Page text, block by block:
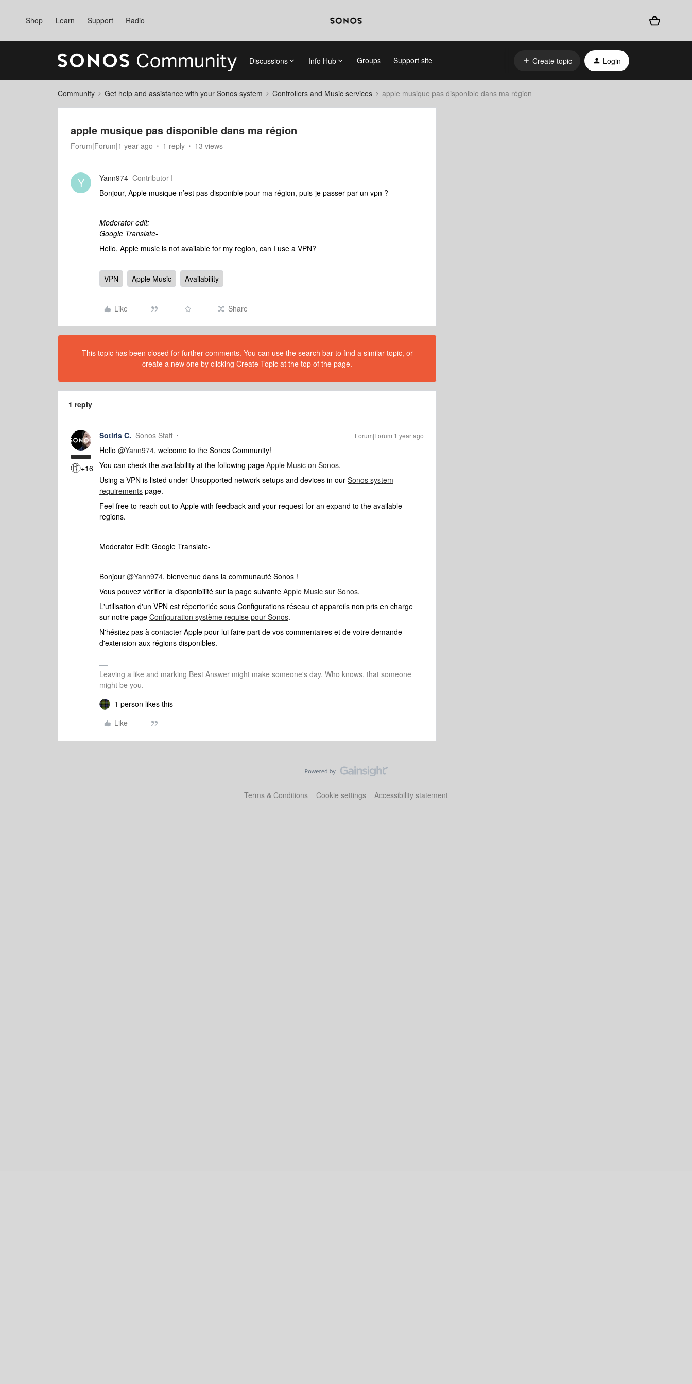
Shop Learn Support Radio
Discussions Info Hub Groups Support site Create topic Login
Community Get help and assistance with your Sonos system Controllers and Music services apple musique pas disponible dans ma région
apple musique pas disponible dans ma région
Forum|Forum|1 year ago 1 reply 13 views
Y Yann974 Contributor I
Bonjour, Apple musique n’est pas disponible pour ma région, puis-je passer par un vpn ?
Moderator edit:
Google Translate-
Hello, Apple music is not available for my region, can I use a VPN?
VPN Apple Music Availability
Like Share
This topic has been closed for further comments. You can use the search bar to find a similar topic, or
create a new one by clicking Create Topic at the top of the page.
1 reply
+16
Sotiris C. Sonos Staff Forum|Forum|1 year ago
Hello ​ @Yann974, welcome to the Sonos Community!
You can check the availability at the following page Apple Music on Sonos.
Using a VPN is listed under Unsupported network setups and devices in our Sonos system
requirements page.
Feel free to reach out to Apple with feedback and your request for an expand to the available
regions.
Moderator Edit: Google Translate-
Bonjour ​ @Yann974, bienvenue dans la communauté Sonos !
Vous pouvez vérifier la disponibilité sur la page suivante Apple Music sur Sonos.
L'utilisation d'un VPN est répertoriée sous Configurations réseau et appareils non pris en charge
sur notre page Configuration système requise pour Sonos.
N'hésitez pas à contacter Apple pour lui faire part de vos commentaires et de votre demande
d'extension aux régions disponibles.
Leaving a like and marking Best Answer might make someone's day. Who knows, that someone
might be you.
1 person likes this
Like
Terms & Conditions Cookie settings Accessibility statement